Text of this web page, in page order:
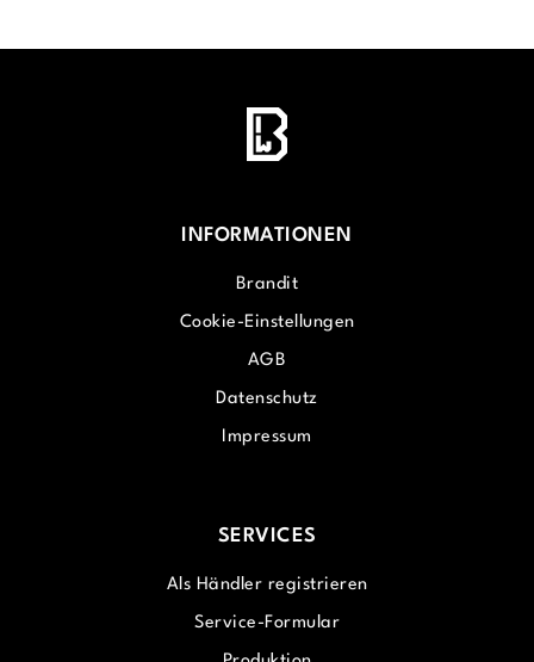
INFORMATIONEN
Brandit
Cookie-Einstellungen
AGB
Datenschutz
Impressum
SERVICES
Als Händler registrieren
Service-Formular